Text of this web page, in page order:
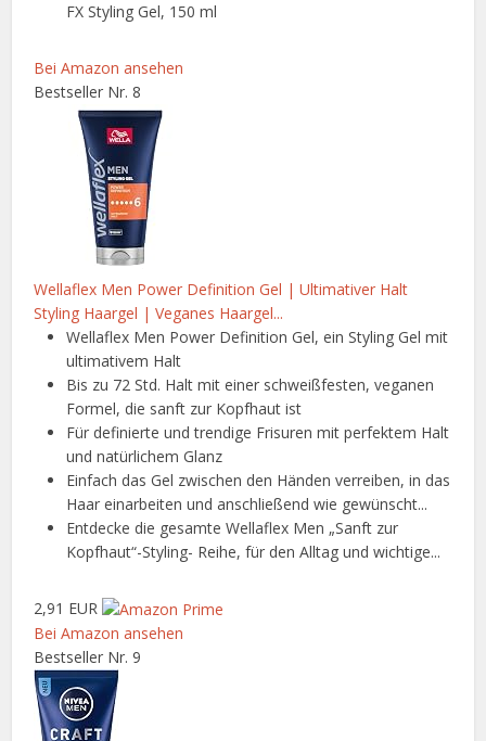
FX Styling Gel, 150 ml
Bei Amazon ansehen
Bestseller Nr. 8
Wellaflex Men Power Definition Gel | Ultimativer Halt
Styling Haargel | Veganes Haargel...
Wellaflex Men Power Definition Gel, ein Styling Gel mit
ultimativem Halt
Bis zu 72 Std. Halt mit einer schweißfesten, veganen
Formel, die sanft zur Kopfhaut ist
Für definierte und trendige Frisuren mit perfektem Halt
und natürlichem Glanz
Einfach das Gel zwischen den Händen verreiben, in das
Haar einarbeiten und anschließend wie gewünscht...
Entdecke die gesamte Wellaflex Men „Sanft zur
Kopfhaut“-Styling- Reihe, für den Alltag und wichtige...
2,91 EUR
Bei Amazon ansehen
Bestseller Nr. 9